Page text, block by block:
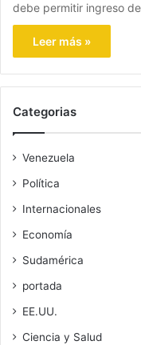
debe permitir ingreso
Leer más »
Categorias
Venezuela
Política
Internacionales
Economía
Sudamérica
portada
EE.UU.
Ciencia y Salud